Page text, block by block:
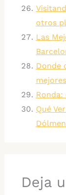
otros
Las
Donde
Qué
Deja